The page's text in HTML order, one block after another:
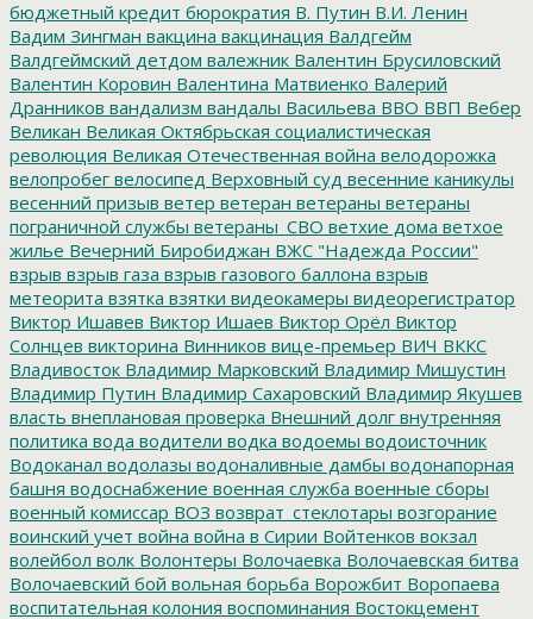
бюджетный кредит бюрократия В. Путин В.И. Ленин
Вадим Зингман вакцина вакцинация Валдгейм
Валдгеймский детдом валежник Валентин Брусиловский
Валентин Коровин Валентина Матвиенко Валерий
Дранников вандализм вандалы Васильева ВВО ВВП Вебер
Великан Великая Октябрьская социалистическая
революция Великая Отечественная война велодорожка
велопробег велосипед Верховный суд весенние каникулы
весенний призыв ветер ветеран ветераны ветераны
пограничной службы ветераны_СВО ветхие дома ветхое
жилье Вечерний Биробиджан ВЖС "Надежда России"
взрыв взрыв газа взрыв газового баллона взрыв
метеорита взятка взятки видеокамеры видеорегистратор
Виктор Ишавев Виктор Ишаев Виктор Орёл Виктор
Солнцев викторина Винников вице-премьер ВИЧ ВККС
Владивосток Владимир Марковский Владимир Мишустин
Владимир Путин Владимир Сахаровский Владимир Якушев
власть внеплановая проверка Внешний долг внутренняя
политика вода водители водка водоемы водоисточник
Водоканал водолазы водоналивные дамбы водонапорная
башня водоснабжение военная служба военные сборы
военный комиссар ВОЗ возврат_стеклотары возгорание
воинский учет война война в Сирии Войтенков вокзал
волейбол волк Волонтеры Волочаевка Волочаевская битва
Волочаевский бой вольная борьба Ворожбит Воропаева
воспитательная колония воспоминания Востокцемент